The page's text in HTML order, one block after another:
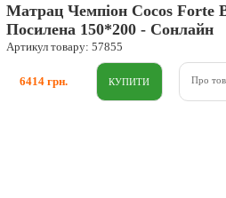
Матрац Чемпіон Cocos Forte
Посилена 150*200 - Сонлайн
Артикул товару: 57855
6414 грн. Про